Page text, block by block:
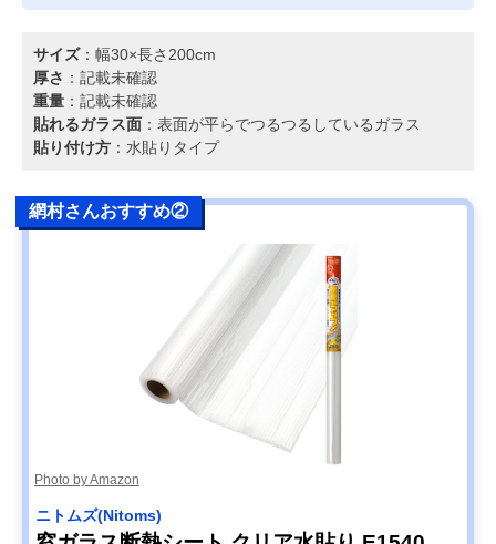
サイズ：幅30×長さ200cm
厚さ ：記載未確認
重量 ：記載未確認
貼れるガラス面 ：表面が平らでつるつるしているガラス
貼り付け方 ：水貼りタイプ
網村さんおすすめ②
Photo by Amazon
ニトムズ(Nitoms)